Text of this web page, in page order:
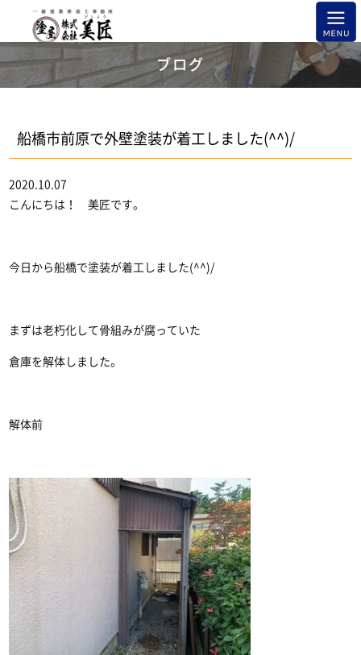
ブログ
船橋市前原で外壁塗装が着工しました(^^)/
2020.10.07
こんにちは！ 美匠です。
今日から船橋で塗装が着工しました(^^)/
まずは老朽化して骨組みが腐っていた
倉庫を解体しました。
解体前